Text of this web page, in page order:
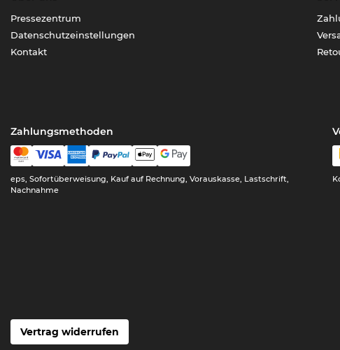
Pressezentrum
Datenschutzeinstellungen
Kontakt
Zahlungsmethoden
eps, Sofortüberweisung, Kauf auf Rechnung, Vorauskasse, Lastschrift,
Nachnahme
Vertrag widerrufen